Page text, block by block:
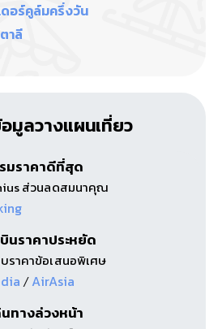
ดอร์คูล์มครึ่งวัน
าลี
มูลวางแผนเที่ยว
มราคาดีที่สุด
ส่วนลดสมนาคุณ
นราคาประหยัด
ราคาข้อเสนอพิเศษ
/ AirAsia
ทางล่วงหน้า